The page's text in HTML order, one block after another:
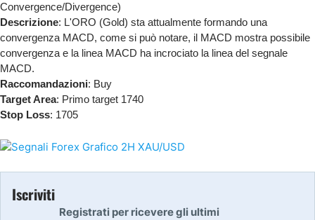
Convergence/Divergence)
Descrizione: L'ORO (Gold) sta attualmente formando una
convergenza MACD, come si può notare, il MACD mostra possibile
convergenza e la linea MACD ha incrociato la linea del segnale
MACD.
Raccomandazioni: Buy
Target Area: Primo target 1740
Stop Loss: 1705
Iscriviti
Registrati per ricevere gli ultimi